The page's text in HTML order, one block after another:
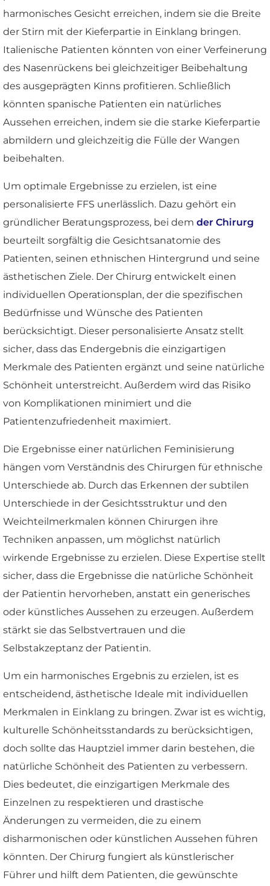
harmonisches Gesicht erreichen, indem sie die Breite
der Stirn mit der Kieferpartie in Einklang bringen.
Italienische Patienten könnten von einer Verfeinerung
des Nasenrückens bei gleichzeitiger Beibehaltung
des ausgeprägten Kinns profitieren. Schließlich
könnten spanische Patienten ein natürliches
Aussehen erreichen, indem sie die starke Kieferpartie
abmildern und gleichzeitig die Fülle der Wangen
beibehalten.
Um optimale Ergebnisse zu erzielen, ist eine
personalisierte FFS unerlässlich. Dazu gehört ein
gründlicher Beratungsprozess, bei dem der Chirurg
beurteilt sorgfältig die Gesichtsanatomie des
Patienten, seinen ethnischen Hintergrund und seine
ästhetischen Ziele. Der Chirurg entwickelt einen
individuellen Operationsplan, der die spezifischen
Bedürfnisse und Wünsche des Patienten
berücksichtigt. Dieser personalisierte Ansatz stellt
sicher, dass das Endergebnis die einzigartigen
Merkmale des Patienten ergänzt und seine natürliche
Schönheit unterstreicht. Außerdem wird das Risiko
von Komplikationen minimiert und die
Patientenzufriedenheit maximiert.
Die Ergebnisse einer natürlichen Feminisierung
hängen vom Verständnis des Chirurgen für ethnische
Unterschiede ab. Durch das Erkennen der subtilen
Unterschiede in der Gesichtsstruktur und den
Weichteilmerkmalen können Chirurgen ihre
Techniken anpassen, um möglichst natürlich
wirkende Ergebnisse zu erzielen. Diese Expertise stellt
sicher, dass die Ergebnisse die natürliche Schönheit
der Patientin hervorheben, anstatt ein generisches
oder künstliches Aussehen zu erzeugen. Außerdem
stärkt sie das Selbstvertrauen und die
Selbstakzeptanz der Patientin.
Um ein harmonisches Ergebnis zu erzielen, ist es
entscheidend, ästhetische Ideale mit individuellen
Merkmalen in Einklang zu bringen. Zwar ist es wichtig,
kulturelle Schönheitsstandards zu berücksichtigen,
doch sollte das Hauptziel immer darin bestehen, die
natürliche Schönheit des Patienten zu verbessern.
Dies bedeutet, die einzigartigen Merkmale des
Einzelnen zu respektieren und drastische
Änderungen zu vermeiden, die zu einem
disharmonischen oder künstlichen Aussehen führen
könnten. Der Chirurg fungiert als künstlerischer
Führer und hilft dem Patienten, die gewünschte